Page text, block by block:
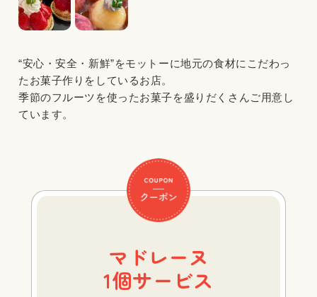
“安心・安全・新鮮”をモットーに地元の食材にこだわっ
たお菓子作りをしているお店。
季節のフルーツを使ったお菓子を盛りだくさんご用意し
ています。
マドレーヌ
1個サービス